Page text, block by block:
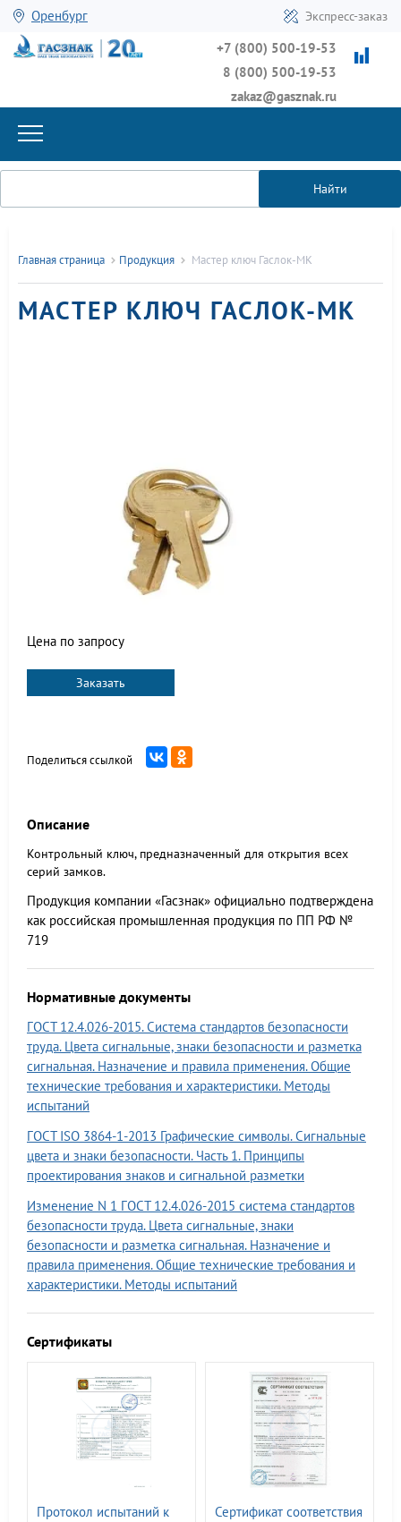
Оренбург Экспресс-заказ
+7 (800) 500-19-53
8 (800) 500-19-53
zakaz@gasznak.ru
Найти
Главная страница Продукция Мастер ключ Гаслок-МК
МАСТЕР КЛЮЧ ГАСЛОК-МК
Цена по запросу
Заказать
Поделиться ссылкой
Описание
Контрольный ключ, предназначенный для открытия всех
серий замков.
Продукция компании «Гасзнак» официально подтверждена
как российская промышленная продукция по ПП РФ №
719
Нормативные документы
ГОСТ 12.4.026-2015. Система стандартов безопасности
труда. Цвета сигнальные, знаки безопасности и разметка
сигнальная. Назначение и правила применения. Общие
технические требования и характеристики. Методы
испытаний
ГОСТ ISО 3864-1-2013 Графические символы. Сигнальные
цвета и знаки безопасности. Часть 1. Принципы
проектирования знаков и сигнальной разметки
Изменение N 1 ГОСТ 12.4.026-2015 система стандартов
безопасности труда. Цвета сигнальные, знаки
безопасности и разметка сигнальная. Назначение и
правила применения. Общие технические требования и
характеристики. Методы испытаний
Сертификаты
Протокол испытаний к
Сертификат соответствия